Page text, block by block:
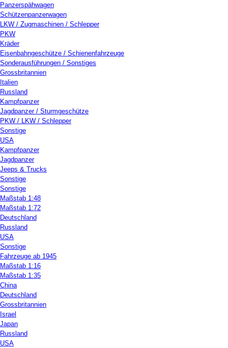
Panzerspähwagen
Schützenpanzerwagen
LKW / Zugmaschinen / Schlepper
PKW
Kräder
Eisenbahngeschütze / Schienenfahrzeuge
Sonderausführungen / Sonstiges
Grossbritannien
Italien
Russland
Kampfpanzer
Jagdpanzer / Sturmgeschütze
PKW / LKW / Schlepper
Sonstige
USA
Kampfpanzer
Jagdpanzer
Jeeps & Trucks
Sonstige
Sonstige
Maßstab 1:48
Maßstab 1:72
Deutschland
Russland
USA
Sonstige
Fahrzeuge ab 1945
Maßstab 1:16
Maßstab 1:35
China
Deutschland
Grossbritannien
Israel
Japan
Russland
USA